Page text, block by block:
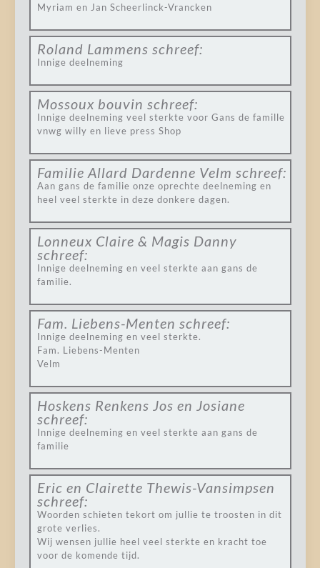
Myriam en Jan Scheerlinck-Vrancken
Roland Lammens schreef:
Innige deelneming
Mossoux bouvin schreef:
Innige deelneming veel sterkte voor Gans de famille
vnwg willy en lieve press Shop
Familie Allard Dardenne Velm schreef:
Aan gans de familie onze oprechte deelneming en
heel veel sterkte in deze donkere dagen.
Lonneux Claire & Magis Danny
schreef:
Innige deelneming en veel sterkte aan gans de
familie.
Fam. Liebens-Menten schreef:
Innige deelneming en veel sterkte.
Fam. Liebens-Menten
Velm
Hoskens Renkens Jos en Josiane
schreef:
Innige deelneming en veel sterkte aan gans de
familie
Eric en Clairette Thewis-Vansimpsen
schreef:
Woorden schieten tekort om jullie te troosten in dit
grote verlies.
Wij wensen jullie heel veel sterkte en kracht toe
voor de komende tijd.